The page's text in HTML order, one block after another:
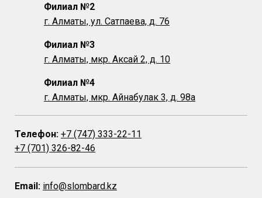
Филиал №2
г. Алматы, ул. Сатпаева, д. 76
Филиал №3
г. Алматы, мкр. Аксай 2, д. 10
Филиал №4
г. Алматы, мкр. Айнабулак 3, д. 98а
Телефон: +7 (747) 333-22-11
+7 (701) 326-82-46
Email: info@slombard.kz